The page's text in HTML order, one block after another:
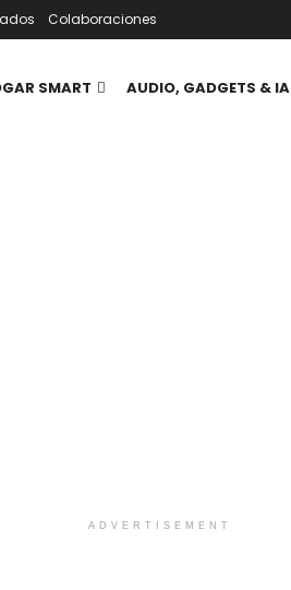
Colaboraciones
SMART AUDIO, GADGETS & IA
ADVERTISEMENT